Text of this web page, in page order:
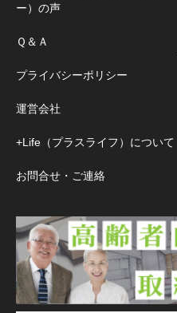
ー）の声
Ｑ＆Ａ
プライバシーポリシー
運営会社
+Life（プラスライフ）について
お問合せ・ご連絡